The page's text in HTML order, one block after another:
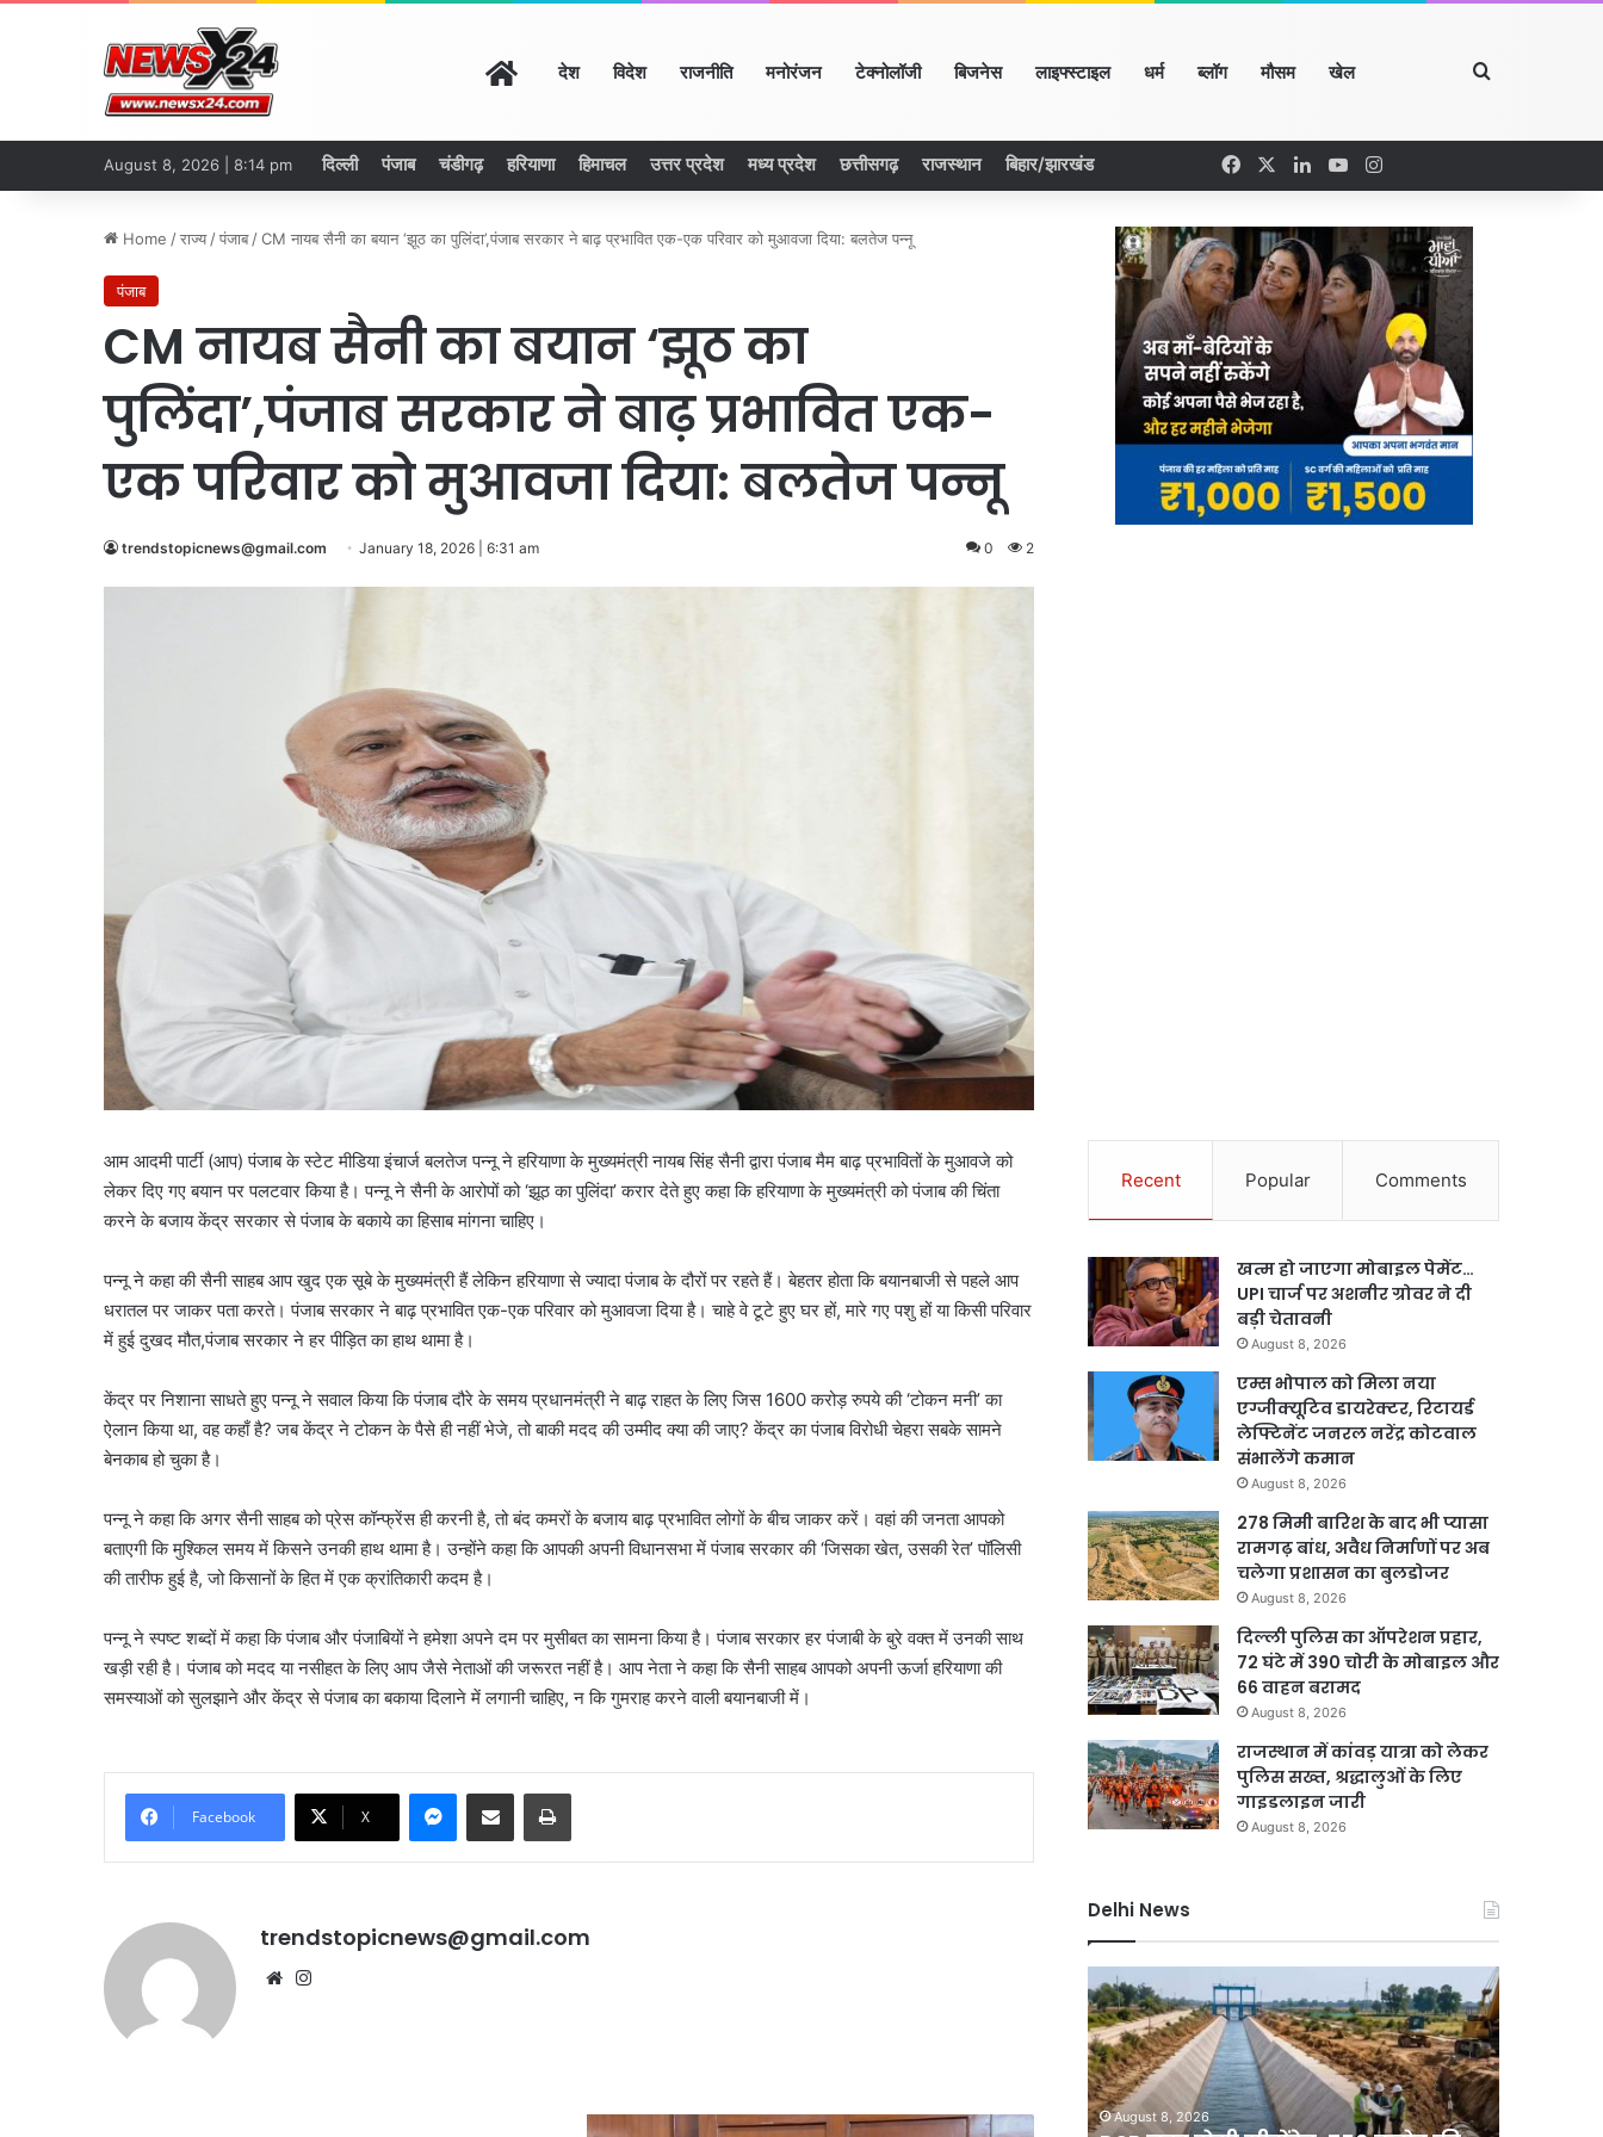
Homeदेश विदेश राजनीति मनोरंजन टेक्नोलॉजी बिजनेस लाइफ्स्टाइल धर्म ब्लॉग मौसम खेल Search for
August 8, 2026 | 8:14 pm दिल्ली पंजाब चंडीगढ़ हरियाणा हिमाचल उत्तर प्रदेश मध्य प्रदेश छत्तीसगढ़ राजस्थान बिहार/झारखंड FacebookLinkedIn
YouTubeInstagram
Home /राज्य /पंजाब /CM नायब सैनी का बयान ‘झूठ का पुलिंदा’,पंजाब सरकार ने बाढ़ प्रभावित एक-एक परिवार को मुआवजा दिया: बलतेज पन्नू
पंजाब
CM नायब सैनी का बयान ‘झूठ का
पुलिंदा’,पंजाब सरकार ने बाढ़ प्रभावित एक-
एक परिवार को मुआवजा दिया: बलतेज पन्नू
trendstopicnews@gmail.com January 18, 2026 | 6:31 am 0 2
आम आदमी पार्टी (आप) पंजाब के स्टेट मीडिया इंचार्ज बलतेज पन्नू ने हरियाणा के मुख्यमंत्री नायब सिंह सैनी द्वारा पंजाब मैम बाढ़ प्रभावितों के मुआवजे को
लेकर दिए गए बयान पर पलटवार किया है। पन्नू ने सैनी के आरोपों को ‘झूठ का पुलिंदा’ करार देते हुए कहा कि हरियाणा के मुख्यमंत्री को पंजाब की चिंता
करने के बजाय केंद्र सरकार से पंजाब के बकाये का हिसाब मांगना चाहिए।
पन्नू ने कहा की सैनी साहब आप खुद एक सूबे के मुख्यमंत्री हैं लेकिन हरियाणा से ज्यादा पंजाब के दौरों पर रहते हैं। बेहतर होता कि बयानबाजी से पहले आप
धरातल पर जाकर पता करते। पंजाब सरकार ने बाढ़ प्रभावित एक-एक परिवार को मुआवजा दिया है। चाहे वे टूटे हुए घर हों, मारे गए पशु हों या किसी परिवार
में हुई दुखद मौत,पंजाब सरकार ने हर पीड़ित का हाथ थामा है।
केंद्र पर निशाना साधते हुए पन्नू ने सवाल किया कि पंजाब दौरे के समय प्रधानमंत्री ने बाढ़ राहत के लिए जिस 1600 करोड़ रुपये की ‘टोकन मनी’ का
ऐलान किया था, वह कहाँ है? जब केंद्र ने टोकन के पैसे ही नहीं भेजे, तो बाकी मदद की उम्मीद क्या की जाए? केंद्र का पंजाब विरोधी चेहरा सबके सामने
बेनकाब हो चुका है।
पन्नू ने कहा कि अगर सैनी साहब को प्रेस कॉन्फ्रेंस ही करनी है, तो बंद कमरों के बजाय बाढ़ प्रभावित लोगों के बीच जाकर करें। वहां की जनता आपको
बताएगी कि मुश्किल समय में किसने उनकी हाथ थामा है। उन्होंने कहा कि आपकी अपनी विधानसभा में पंजाब सरकार की ‘जिसका खेत, उसकी रेत’ पॉलिसी
की तारीफ हुई है, जो किसानों के हित में एक क्रांतिकारी कदम है।
पन्नू ने स्पष्ट शब्दों में कहा कि पंजाब और पंजाबियों ने हमेशा अपने दम पर मुसीबत का सामना किया है। पंजाब सरकार हर पंजाबी के बुरे वक्त में उनकी साथ
खड़ी रही है। पंजाब को मदद या नसीहत के लिए आप जैसे नेताओं की जरूरत नहीं है। आप नेता ने कहा कि सैनी साहब आपको अपनी ऊर्जा हरियाणा की
समस्याओं को सुलझाने और केंद्र से पंजाब का बकाया दिलाने में लगानी चाहिए, न कि गुमराह करने वाली बयानबाजी में।
Facebook X
Messenger
Share via Email Print
trendstopicnews@gmail.com
Website
आम
Recent Popular Comments
खत्म हो जाएगा मोबाइल पेमेंट…
UPI चार्ज पर अशनीर ग्रोवर ने दी
बड़ी चेतावनी
August 8, 2026
एम्स भोपाल को मिला नया
एग्जीक्यूटिव डायरेक्टर, रिटायर्ड
लेफ्टिनेंट जनरल नरेंद्र कोटवाल
संभालेंगे कमान
August 8, 2026
278 मिमी बारिश के बाद भी प्यासा
रामगढ़ बांध, अवैध निर्माणों पर अब
चलेगा प्रशासन का बुलडोजर
August 8, 2026
दिल्ली पुलिस का ऑपरेशन प्रहार,
72 घंटे में 390 चोरी के मोबाइल और
66 वाहन बरामद
August 8, 2026
राजस्थान में कांवड़ यात्रा को लेकर
पुलिस सख्त, श्रद्धालुओं के लिए
गाइडलाइन जारी
August 8, 2026
Delhi News
करोल
August 8, 2026
DSB
नहर
होगी
सीमेंटेड,
750
करोड़
की
August 8, 2026
दिल्ली
बारिश
ने
तोड़ा
15
साल